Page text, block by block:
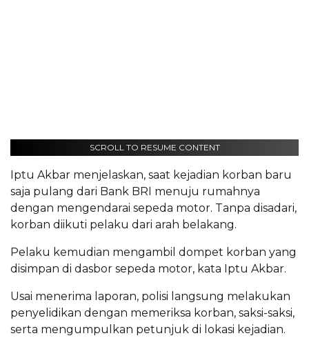
SCROLL TO RESUME CONTENT
Iptu Akbar menjelaskan, saat kejadian korban baru
saja pulang dari Bank BRI menuju rumahnya
dengan mengendarai sepeda motor. Tanpa disadari,
korban diikuti pelaku dari arah belakang.
Pelaku kemudian mengambil dompet korban yang
disimpan di dasbor sepeda motor, kata Iptu Akbar.
Usai menerima laporan, polisi langsung melakukan
penyelidikan dengan memeriksa korban, saksi-saksi,
serta mengumpulkan petunjuk di lokasi kejadian.